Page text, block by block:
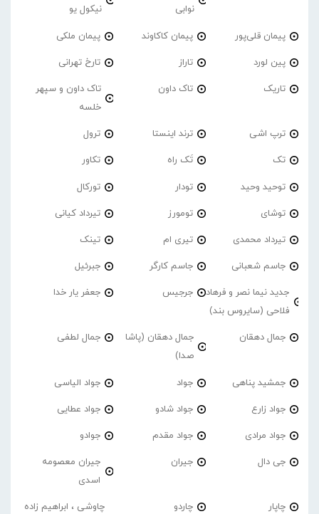
نوابی
نیکول یو
پیمان قلی‌پور پیمان کاکاوند پیمان ملکی
پین لورد تاراز تارخ تهرانی
تاریک تاک داون
تاک داون و سپهر
خلسه
ترپ اشی ترند اینستا ترول
تک تَک راه تکاور
توحید وحید تودار تورکال
توشای تومورز تیرداد کیانی
تیرداد محمدی تیری ام تینک
جاسم شعبانی جاسم کارگر جبرئیل
جدید نیما نصر و فرهاد
فلاحی (سایروس بند)
جرجیس جعفر یار خدا
جمال دهقان
جمال دهقان (پاشا
صدا)
جمال لطفی
جمشید پناهی جواد جواد الیاسی
جواد زارع جواد شادو جواد عطایی
جواد مرادی جواد مقدم جوادو
جی دال جیران
جیران معصومه
اسدی
چاپار چاردو چاوشی ، ابراهیم زاده